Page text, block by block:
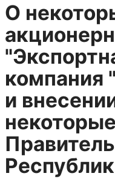
О
компания
и